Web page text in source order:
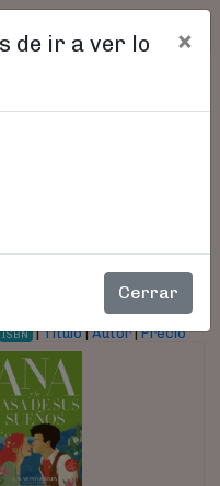
de ir a ver lo
×
Cerrar
ISBN |Título|Autor|Precio